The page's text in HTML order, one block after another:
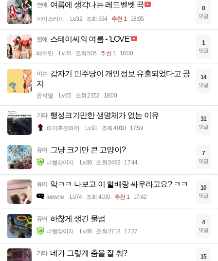
연예 여름에 생각나는 레드벨벳 곡
아이스티이 Lv.32 조회 564 추천 1 18:05
0
댓글
연예 스테이씨의 여름 - 'LOVE'
배수민 Lv.35 조회 505 추천 1 18:00
1
댓글
이슈 갑자기 민주당이 개인정보 유출되었다고 공
지
윤석렬 Lv.65 조회 2352 18:00
14
댓글
기타 행성크기만한 생명체가 없는 이유
파이혹은파어 Lv.91 조회 4010 17:59
31
댓글
유머 그냥 크기만 큰 고양이?
너빨갱이지 Lv.86 조회 2492 17:44
7
댓글
유머 앜ㅋㅋ 나보고 이 할배랑 싸우라고요? ㅋㅋ
Ieewrre Lv.74 조회 4100 추천 1 17:42
10
댓글
유머 하찮게 생긴 물범
너빨갱이지 Lv.86 조회 2718 17:37
4
댓글
기타 네가 그렇게 춤을 잘 춰? 15